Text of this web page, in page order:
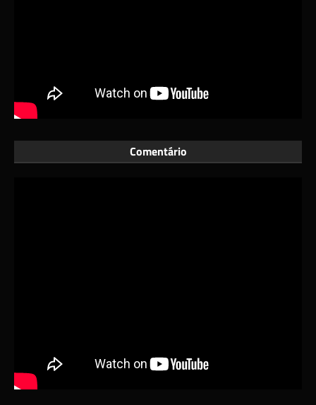
Comentário